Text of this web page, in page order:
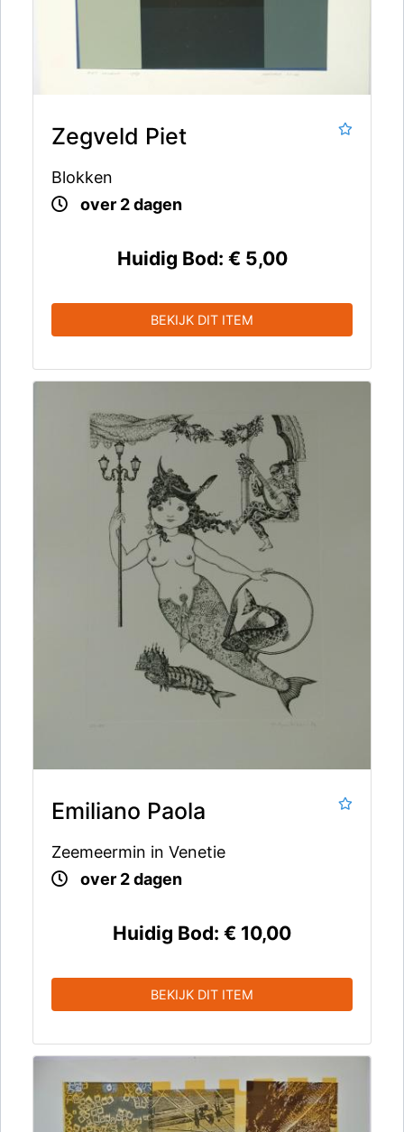
Zegveld Piet
Blokken
over 2 dagen
Huidig Bod: € 5,00
BEKIJK DIT ITEM
Emiliano Paola
Zeemeermin in Venetie
over 2 dagen
Huidig Bod: € 10,00
BEKIJK DIT ITEM